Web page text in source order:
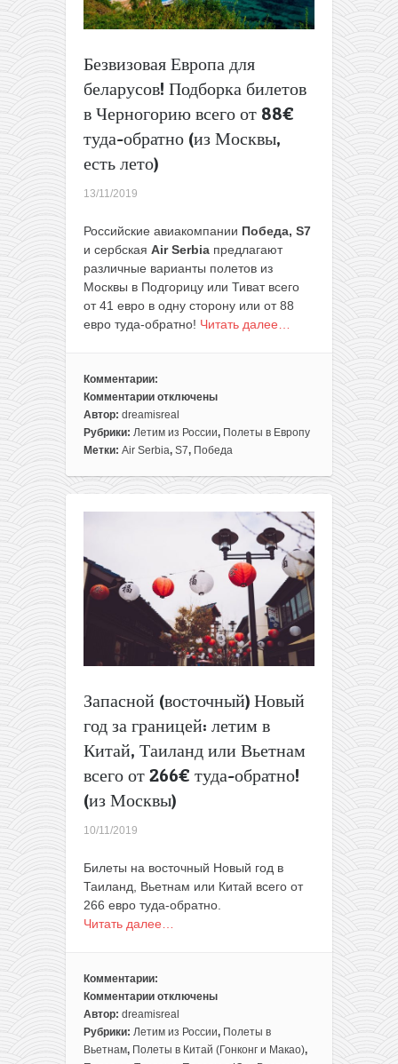
от
280€
430€
обратно
из
Безвизовая Европа для
беларусов! Подборка билетов
в Черногорию всего от 88€
туда-обратно (из Москвы,
есть лето)
13/11/2019
Российские авиакомпании Победа, S7
и сербская Air Serbia предлагают
различные варианты полетов из
Москвы в Подгорицу или Тиват всего
от 41 евро в одну сторону или от 88
евро туда-обратно! Читать далее…
Комментарии:
Комментарии
к
записи
Безвизовая
для
в
Черногорию
всего
обратно
Москвы,
лето)
отключены
Автор: dreamisreal
Рубрики: Летим из России, Полеты в Европу
Метки: Air Serbia, S7, Победа
Запасной (восточный) Новый
год за границей: летим в
Китай, Таиланд или Вьетнам
всего от 266€ туда-обратно!
(из Москвы)
10/11/2019
Билеты на восточный Новый год в
Таиланд, Вьетнам или Китай всего от
266 евро туда-обратно.
Читать далее…
Комментарии:
Комментарии
к
записи
Запасной
отключены
Автор: dreamisreal
Рубрики: Летим из России, Полеты в
Вьетнам, Полеты в Китай (Гонконг и Макао),